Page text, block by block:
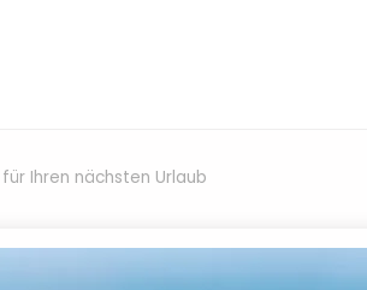
Ihren nächsten Urlaub